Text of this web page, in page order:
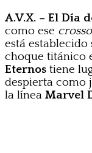
A.V.X. – El Día
como ese
está establecido
choque titánico
Eternos tiene
despierta como
la línea Marvel